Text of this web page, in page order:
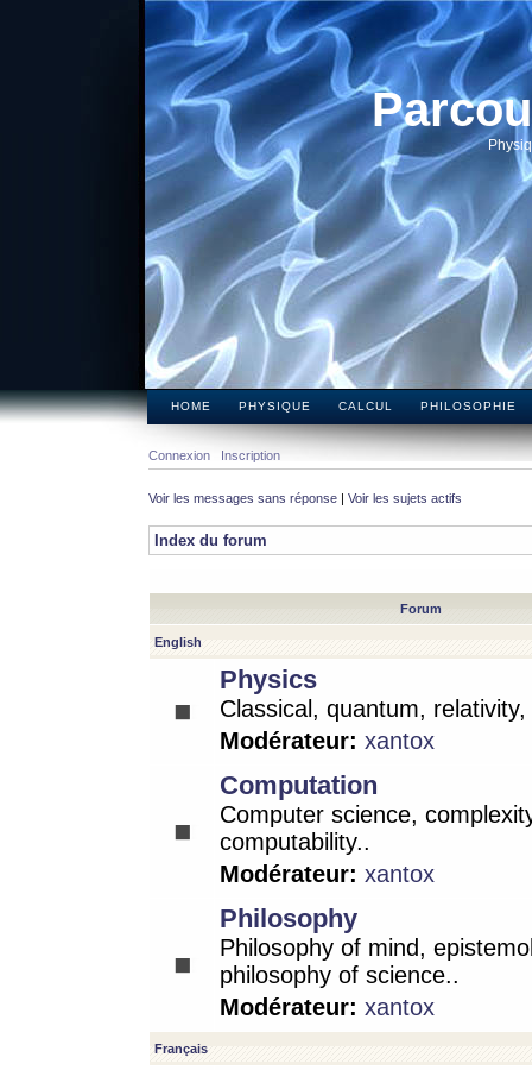
HOME PHYSIQUE CALCUL PHILOSOPHIE
Connexion Inscription
Voir les messages sans réponse | Voir les sujets actifs
Index du forum
Forum
English
Physics
Classical, quantum,
Modérateur: xantox
Computation
Computer science,
computability..
Modérateur: xantox
Philosophy
Philosophy of mind,
philosophy of science..
Modérateur: xantox
Français